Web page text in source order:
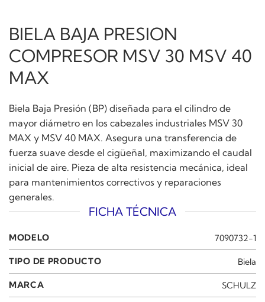
BIELA BAJA PRESION
COMPRESOR MSV 30 MSV 40
MAX
Biela Baja Presión (BP) diseñada para el cilindro de
mayor diámetro en los cabezales industriales MSV 30
MAX y MSV 40 MAX. Asegura una transferencia de
fuerza suave desde el cigüeñal, maximizando el caudal
inicial de aire. Pieza de alta resistencia mecánica, ideal
para mantenimientos correctivos y reparaciones
generales.
FICHA TÉCNICA
MODELO 7090732-1
TIPO DE PRODUCTO Biela
MARCA SCHULZ